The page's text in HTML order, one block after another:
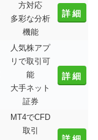
方対応
多彩な分析
機能
詳細
人気株アプ
リで取引可
能
大手ネット
証券
詳細
MT4でCFD
取引